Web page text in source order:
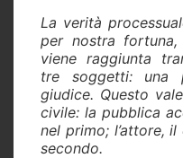
La verità
per nostra
viene raggiunta
tre soggetti: una
giudice. Questo
civile: la pubblica
nel primo; l’attore,
secondo.